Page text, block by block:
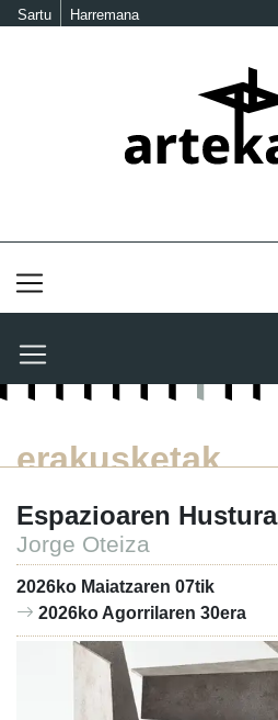
Sartu Harremana
erakusketak
Espazioaren Hustura
Jorge Oteiza
2026ko Maiatzaren 07tik
2026ko Agorrilaren 30era